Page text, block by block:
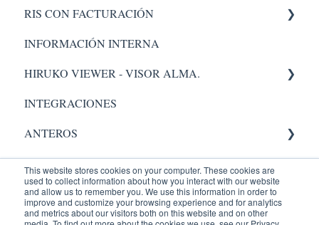
This website stores cookies on your computer. These cookies are
used to collect information about how you interact with our website
and allow us to remember you. We use this information in order to
improve and customize your browsing experience and for analytics
and metrics about our visitors both on this website and on other
Pacs
Metabase
Administrador
RIS CON FACTURACIÓN
Facturacion
Administración
INFORMACIÓN INTERNA
HIRUKO VIEWER - VISOR ALMA.
Visor Alma
INTEGRACIONES
ANTEROS
Administrador
AIC
Validación.
RADIOLOGY